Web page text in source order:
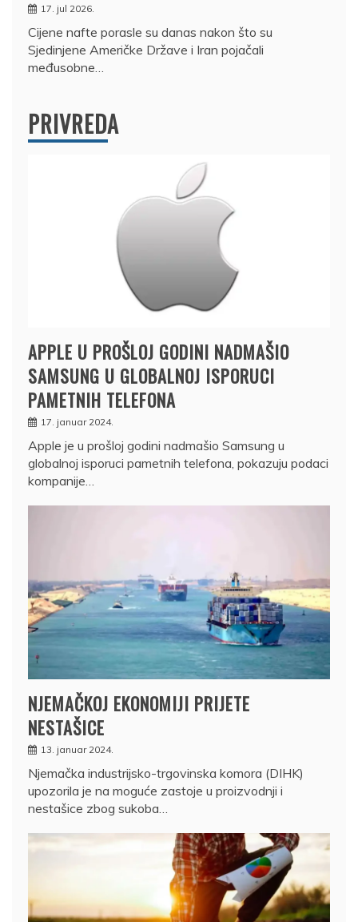
17. jul 2026.
Cijene nafte porasle su danas nakon što su
Sjedinjene Američke Države i Iran pojačali
međusobne…
PRIVREDA
APPLE U PROŠLOJ GODINI NADMAŠIO
SAMSUNG U GLOBALNOJ ISPORUCI
PAMETNIH TELEFONA
17. januar 2024.
Apple je u prošloj godini nadmašio Samsung u
globalnoj isporuci pametnih telefona, pokazuju podaci
kompanije…
NJEMAČKOJ EKONOMIJI PRIJETE
NESTAŠICE
13. januar 2024.
Njemačka industrijsko-trgovinska komora (DIHK)
upozorila je na moguće zastoje u proizvodnji i
nestašice zbog sukoba…